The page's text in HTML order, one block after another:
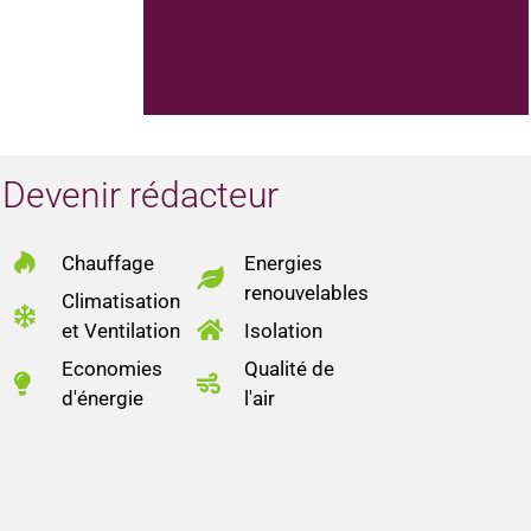
Devenir rédacteur
Chauffage
Climatisation
et Ventilation
Economies
d'énergie
Energies
renouvelables
Isolation
Qualité de
l'air